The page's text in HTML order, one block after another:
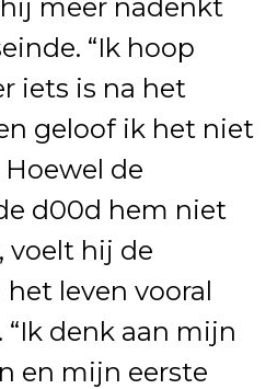
meer nadenkt
“Ik hoop
iets is na het
geloof ik het niet
Hoewel de
d00d hem niet
voelt hij de
leven vooral
denk aan mijn
en mijn eerste